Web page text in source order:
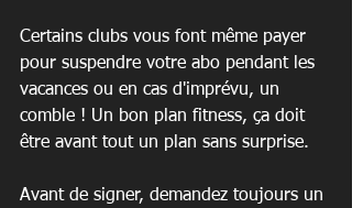
Certains clubs vous font même payer
pour suspendre votre abo pendant les
vacances ou en cas d'imprévu, un
comble ! Un bon plan fitness, ça doit
être avant tout un plan sans surprise.
Avant de signer, demandez toujours un